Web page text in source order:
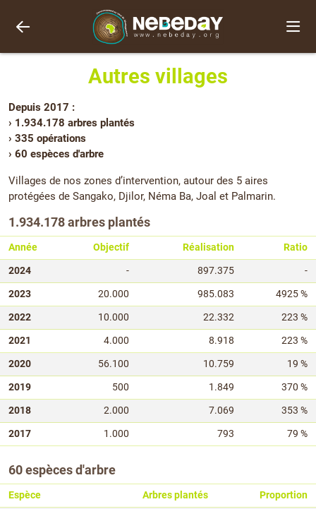
Autres villages
Depuis 2017 :
› 1.934.178 arbres plantés
› 335 opérations
› 60 espèces d'arbre
Villages de nos zones d’intervention, autour des 5 aires
protégées de Sangako, Djilor, Néma Ba, Joal et Palmarin.
1.934.178 arbres plantés
Année Objectif Réalisation
Ratio
2024
- 897.375
-
2023
20.000 985.083
4925 %
2022
10.000 22.332
223 %
2021
4.000 8.918
223 %
2020
56.100 10.759
19 %
2019
500 1.849
370 %
2018
2.000 7.069
353 %
2017
1.000 793 79 %
60 espèces d'arbre
Espèce Arbres plantés
Proportion